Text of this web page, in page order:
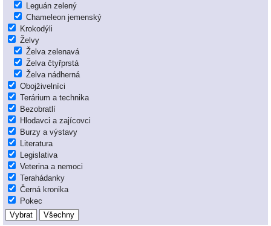
Leguán zelený
Chameleon jemenský
Krokodýli
Želvy
Želva zelenavá
Želva čtyřprstá
Želva nádherná
Obojživelníci
Terárium a technika
Bezobratlí
Hlodavci a zajícovci
Burzy a výstavy
Literatura
Legislativa
Veterina a nemoci
Terahádanky
Černá kronika
Pokec